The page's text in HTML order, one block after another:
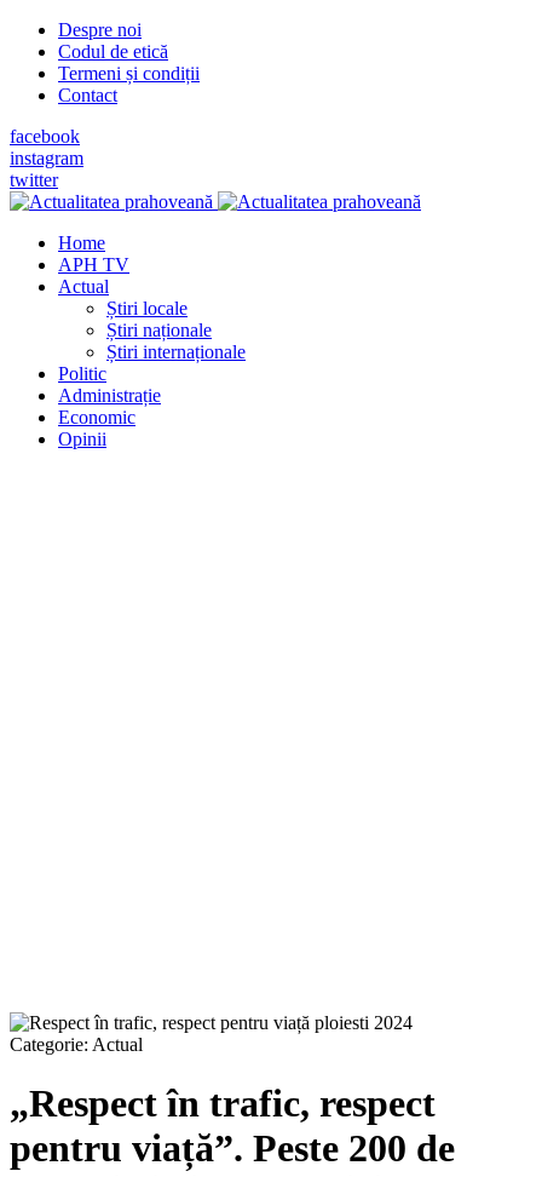
Despre noi
Codul de etică
Termeni și condiții
Contact
facebook
instagram
twitter
Home
APH TV
Actual
Știri locale
Știri naționale
Știri internaționale
Politic
Administrație
Economic
Opinii
Categorie: Actual
„Respect în trafic, respect
pentru viață”. Peste 200 de